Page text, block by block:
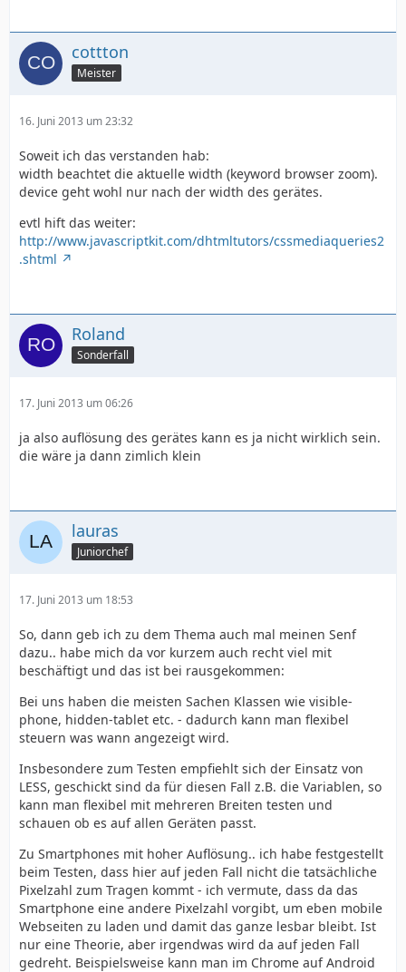
cottton
Meister
16. Juni 2013 um 23:32
Soweit ich das verstanden hab:
width beachtet die aktuelle width (keyword browser zoom).
device geht wohl nur nach der width des gerätes.
evtl hift das weiter:
http://www.javascriptkit.com/dhtmltutors/cssmediaqueries2
.shtml
Roland
Sonderfall
17. Juni 2013 um 06:26
ja also auflösung des gerätes kann es ja nicht wirklich sein.
die wäre ja dann zimlich klein
lauras
Juniorchef
17. Juni 2013 um 18:53
So, dann geb ich zu dem Thema auch mal meinen Senf
dazu.. habe mich da vor kurzem auch recht viel mit
beschäftigt und das ist bei rausgekommen:
Bei uns haben die meisten Sachen Klassen wie visible-
phone, hidden-tablet etc. - dadurch kann man flexibel
steuern was wann angezeigt wird.
Insbesondere zum Testen empfiehlt sich der Einsatz von
LESS, geschickt sind da für diesen Fall z.B. die Variablen, so
kann man flexibel mit mehreren Breiten testen und
schauen ob es auf allen Geräten passt.
Zu Smartphones mit hoher Auflösung.. ich habe festgestellt
beim Testen, dass hier auf jeden Fall nicht die tatsächliche
Pixelzahl zum Tragen kommt - ich vermute, dass da das
Smartphone eine andere Pixelzahl vorgibt, um eben mobile
Webseiten zu laden und damit das ganze lesbar bleibt. Ist
nur eine Theorie, aber irgendwas wird da auf jeden Fall
gedreht. Beispielsweise kann man im Chrome auf Android